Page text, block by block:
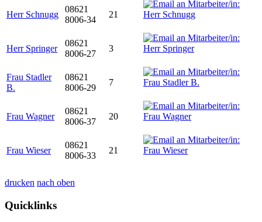
Herr Schnugg
08621
8006-34
21
Herr Springer
08621
8006-27
3
Frau Stadler
B.
08621
8006-29
7
Frau Wagner
08621
8006-37
20
Frau Wieser
08621
8006-33
21
drucken nach oben
Quicklinks